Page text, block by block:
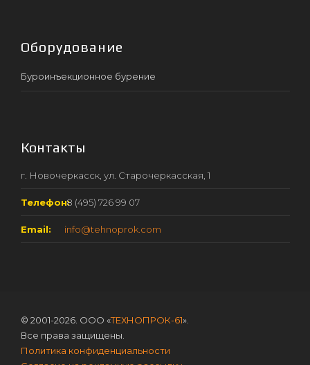
Оборудование
Буроинъекционное бурение
Контакты
г. Новочеркасск, ул. Старочеркасская, 1
Телефон:8 (495) 726 99 07
Email: info@tehnoprok.com
© 2001-2026. ООО «ТЕХНОПРОК-61».
Все права защищены.
Политика конфиденциальности